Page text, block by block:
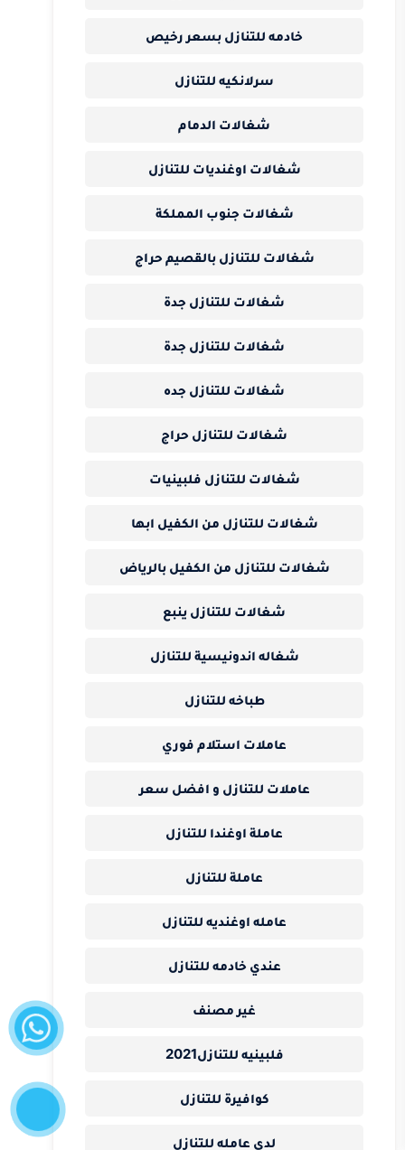
خادمه للتنازل بسعر رخيص
سرلانكيه للتنازل
شغالات الدمام
شغالات اوغنديات للتنازل
شغالات جنوب المملكة
شغالات للتنازل بالقصيم حراج
شغالات للتنازل جدة
شغالات للتنازل جدة
شغالات للتنازل جده
شغالات للتنازل حراج
شغالات للتنازل فلبينيات
شغالات للتنازل من الكفيل ابها
شغالات للتنازل من الكفيل بالرياض
شغالات للتنازل ينبع
شغاله اندونيسية للتنازل
طباخه للتنازل
عاملات استلام فوري
عاملات للتنازل و افضل سعر
عاملة اوغندا للتنازل
عاملة للتنازل
عامله اوغنديه للتنازل
عندي خادمه للتنازل
غير مصنف
فلبينيه للتنازل2021
كوافيرة للتنازل
لدي عامله للتنازل
واتساب
الآن